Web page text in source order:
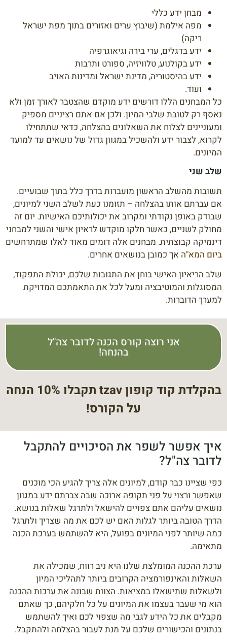
מבחן ידע כללי
מפה אילמת (שיבוץ ערים ואזורים בתוך מפת ישראל
ריקה)
ידע בדגלים, ערי בירה וגיאוגרפיה
ידע בקולנוע, טלוויזיה, ספורט ותרבות
ידע בהיסטוריה, מדינת ישראל ומדינות האויב
ועוד.
כל המבחנים הללו דורשים ידע מוקדם שהצטבר לאורך זמן ולא
נאסף רק לטובת שלבי המיון. ולכן אם אתם רציניים מספיק
ומעוניינים לצלוח את השאלונים בהצלחה, כדאי שתתחילו
לקרוא, לצבור ידע ולהשכיל במגוון גדול של נושאים עד למועד
המיונים.
שלב שני
תשובות מהשלב הראשון מועברות בדרך כלל בתוך שבועיים.
אם עברתם אותו בהצלחה – תזומנו כעת לשלב השני למיונים,
שבודק באופן נקודתי ומקרוב את יכולותיכם האישיות. יום זה
מחולק לשניים, כאשר חלקו מוקדש לראיון אישי והשני למבחני
דינמיקה קבוצתית. מבחנים אלה דומים מאוד לאלו שמתרחשים
ביום המא"ה אך כמובן בנושאים אחרים.
שלב הריאיון האישי בוחן את התגובות שלכם, יכולת התפקוד,
המסוגלות והמוטיבציה ומעל לכל את התאמתכם המדויקת
למערך הדוברות.
אני רוצה קורס הכנה לדובר צה"ל
בהנחה!
בהקלדת קוד קופון tzav תקבלו 10% הנחה
על הקורס!
איך אפשר לשפר את הסיכויים להתקבל
לדובר צה"ל?
כפי שציינו כבר קודם, למיונים אלה צריך להגיע הכי מוכנים
שאפשר ורצוי על פני תקופה ארוכה שבה צברתם ידע במגוון
נושאים עליהם אתם צפויים להישאל ולתרגל שאלות בנושא.
הדרך הטובה ביותר לגלות האם יש לכם את מה שצריך ולתרגל
כמה שיותר לפני המיונים בפועל, היא להשתמש בערכת הכנה
מתאימה.
ערכת ההכנה המומלצת שלנו היא ניב רווח, שמכילה את
השאלות והאינפורמציה הקרובים ביותר לתהליכי המיון
ולשאלות שתישאלו במציאות. הצוות שבונה את ערכות ההכנה
הוא מי שעבר בעצמו את המיונים על כל חלקיהם, כך שאתם
מקבלים את כל הידע לגבי מה שצפוי לכם ואיך להשתמש
בנתונים והכישורים שלכם על מנת לעבור בהצלחה ולהתקבל.